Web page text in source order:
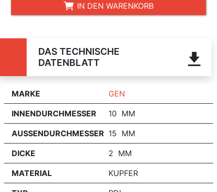
IN DEN WARENKORB
DAS TECHNISCHE
DATENBLATT
MARKE GEN
INNENDURCHMESSER 10 MM
AUSSENDURCHMESSER 15 MM
DICKE 2 MM
MATERIAL KUPFER